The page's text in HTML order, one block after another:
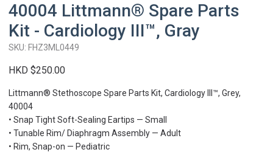
40004 Littmann® Spare Parts
Kit - Cardiology III™, Gray
SKU: FHZ3ML0449
HKD $250.00
Littmann® Stethoscope Spare Parts Kit, Cardiology III™, Grey,
40004
• Snap Tight Soft-Sealing Eartips — Small
• Tunable Rim/ Diaphragm Assembly — Adult
• Rim, Snap-on — Pediatric